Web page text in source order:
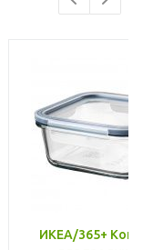
ИКЕА/365+